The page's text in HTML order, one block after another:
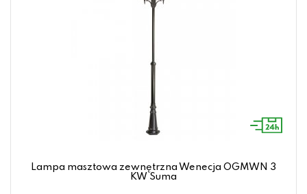
Lampa masztowa zewnętrzna Wenecja OGMWN 3
KW Suma